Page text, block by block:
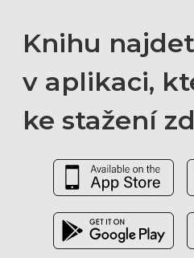
Knihu
v aplikaci,
ke stažení